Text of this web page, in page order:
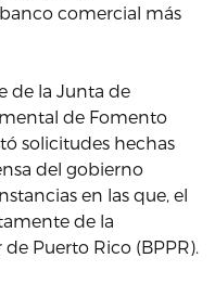
comercial más
de la Junta de
de Fomento
solicitudes hechas
del gobierno
en las que, el
de la
Puerto Rico (BPPR).